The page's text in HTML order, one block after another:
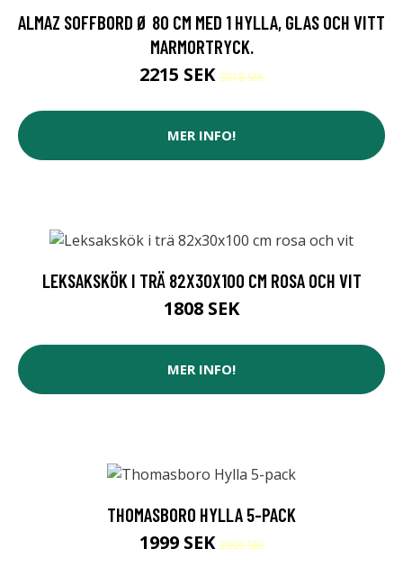
ALMAZ SOFFBORD Ø 80 CM MED 1 HYLLA, GLAS OCH VITT
MARMORTRYCK.
2215 SEK3818 SEK
MER INFO!
LEKSAKSKÖK I TRÄ 82X30X100 CM ROSA OCH VIT
1808 SEK
MER INFO!
THOMASBORO HYLLA 5-PACK
1999 SEK2999 SEK